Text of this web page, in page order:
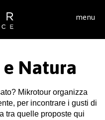
menu
Natura
Mikrotour organizza
per incontrare i gusti di
tra quelle proposte qui